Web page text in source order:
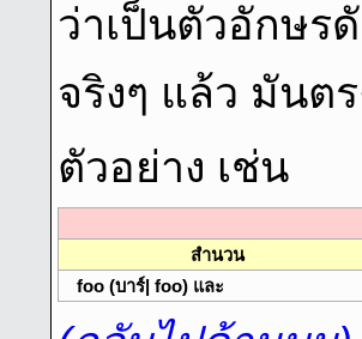
ว่าเป็นตัวอักษร
จริงๆ แล้ว มันต
ตัวอย่าง เช่น
สํานวน
foo (บาร์| foo) และ